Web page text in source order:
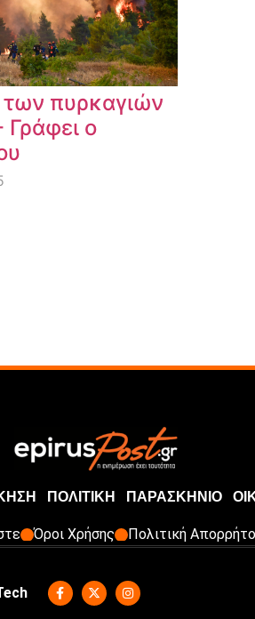
των πυρκαγιών
ο
ΠΟΛΙΤΙΚΗ ΠΑΡΑΣΚΗΝΙΟ
Όροι Χρήσης Πολιτική